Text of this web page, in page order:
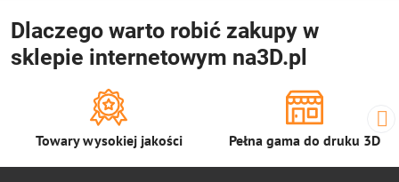
Dlaczego warto robić zakupy w
sklepie internetowym na3D.pl
Towary wysokiej jakości Pełna gama do druku 3D